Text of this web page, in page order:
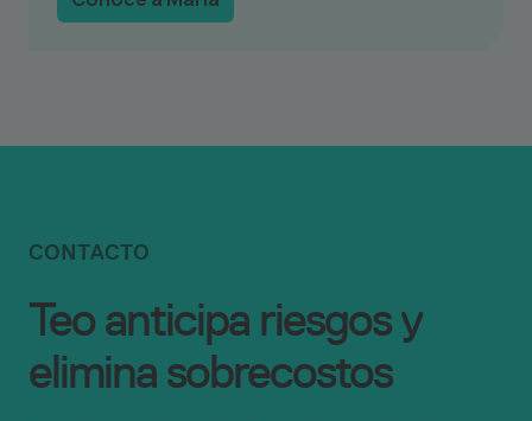
Teo anticipa riesgos y
elimina sobrecostos
CONTACTO